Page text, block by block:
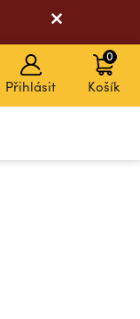
Přihlásit Košík
0